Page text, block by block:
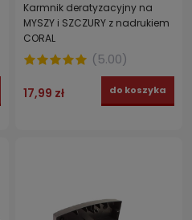
Karmnik deratyzacyjny na
MYSZY i SZCZURY z nadrukiem
CORAL
(5.00)
17,99 zł do koszyka